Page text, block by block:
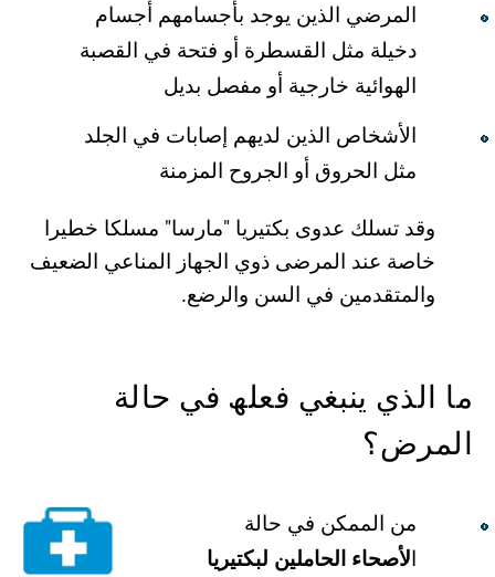
المرضي الذین یوجد بأجسامھم أجسام
دخیلة مثل القسطرة أو فتحة في القصبة
الھوائیة خارجیة أو مفصل بدیل
الأشخاص الذین لدیھم إصابات في الجلد
مثل الحروق أو الجروح المزمنة
وقد تسلك عدوى بكتیریا "مارسا" مسلكا خطیرا
خاصة عند المرضى ذوي الجھاز المناعي الضعیف
والمتقدمین في السن والرضع.
ما الذي ینبغي فعلھ في حالة
المرض؟
من الممكن في حالة
الأصحاء الحاملین لبكتیریا